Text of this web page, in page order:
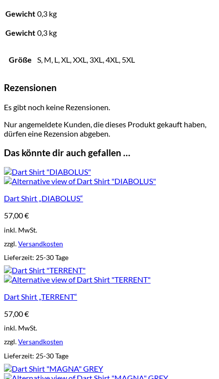
Gewicht 0,3 kg
Gewicht 0,3 kg
Größe S, M, L, XL, XXL, 3XL, 4XL, 5XL
Rezensionen
Es gibt noch keine Rezensionen.
Nur angemeldete Kunden, die dieses Produkt gekauft haben,
dürfen eine Rezension abgeben.
Das könnte dir auch gefallen …
Dart Shirt „DIABOLUS“
57,00€
inkl. MwSt.
zzgl.Versandkosten
Lieferzeit: 25-30 Tage
Dart Shirt „TERRENT“
57,00€
inkl. MwSt.
zzgl.Versandkosten
Lieferzeit: 25-30 Tage